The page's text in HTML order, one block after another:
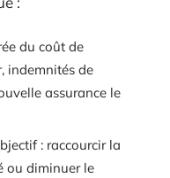
du coût de
indemnités de
assurance le
: raccourcir la
ou diminuer le